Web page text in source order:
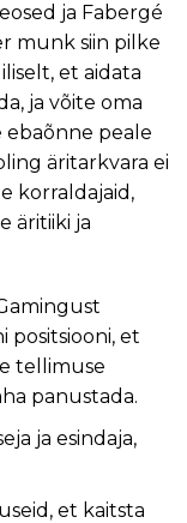
ja Fabergé
munk siin pilke
et aidata
ja võite oma
ebaõnne peale
äritarkvara ei
korraldajaid,
äritiiki ja
positsiooni, et
tellimuse
panustada.
ja esindaja,
et kaitsta